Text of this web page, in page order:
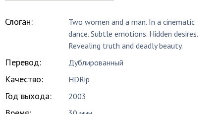
Слоган:
Two women and a man. In a cinematic
dance. Subtle emotions. Hidden desires.
Revealing truth and deadly beauty.
Перевод: Дублированный
Качество: HDRip
Год выхода: 2003